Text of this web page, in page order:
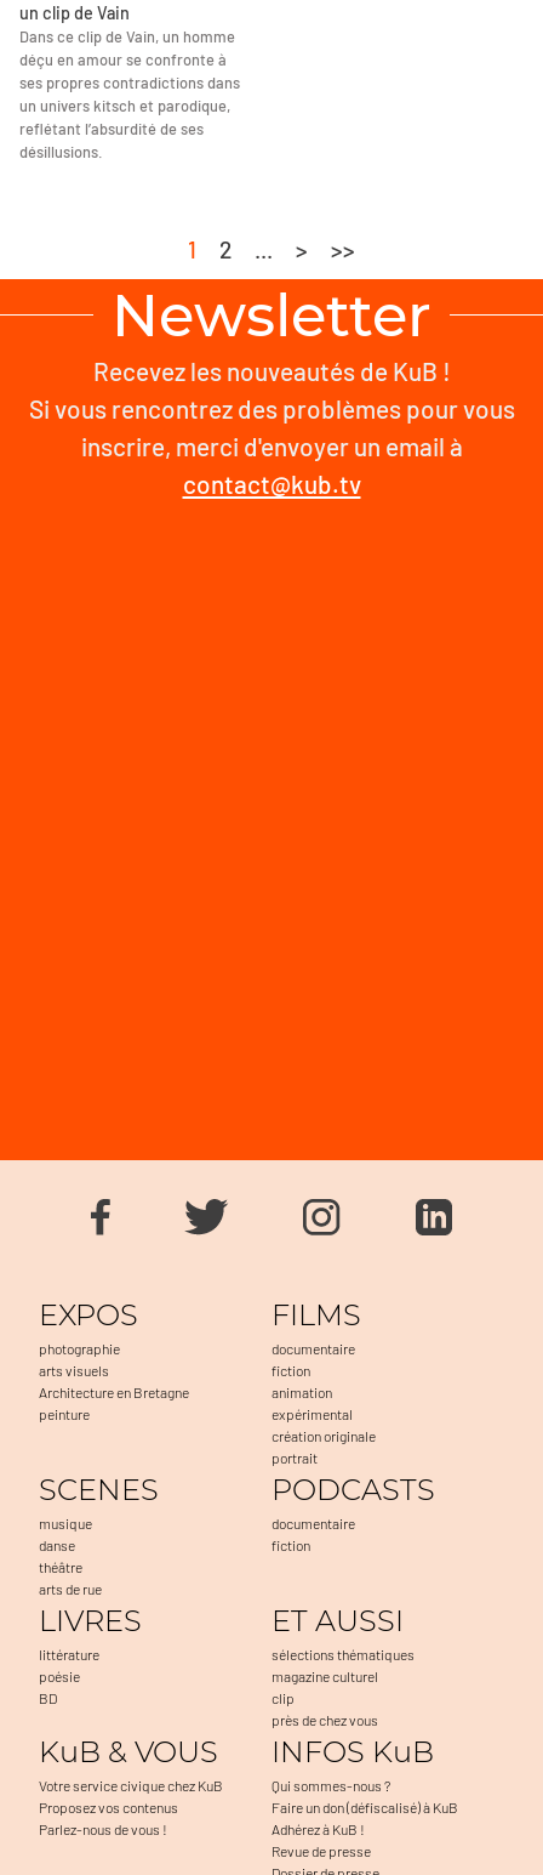
un clip de Vain
Dans ce clip de Vain, un homme
déçu en amour se confronte à
ses propres contradictions dans
un univers kitsch et parodique,
reflétant l’absurdité de ses
désillusions.
1 2 ... > >>
Newsletter
Recevez les nouveautés de KuB !
Si vous rencontrez des problèmes pour vous
inscrire, merci d'envoyer un email à
contact@kub.tv
EXPOS
photographie
arts visuels
Architecture en Bretagne
peinture
FILMS
documentaire
fiction
animation
expérimental
création originale
portrait
SCENES
musique
danse
théâtre
arts de rue
PODCASTS
documentaire
fiction
LIVRES
littérature
poésie
BD
ET AUSSI
sélections thématiques
magazine culturel
clip
près de chez vous
KuB & VOUS
Votre service civique chez KuB
Proposez vos contenus
Parlez-nous de vous !
INFOS KuB
Qui sommes-nous ?
Faire un don (défiscalisé) à KuB
Adhérez à KuB !
Revue de presse